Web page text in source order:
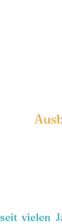
vielen